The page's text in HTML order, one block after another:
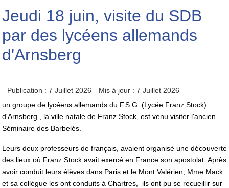
Jeudi 18 juin, visite du SDB
par des lycéens allemands
d'Arnsberg
Publication : 7 Juillet 2026
Mis à jour : 7 Juillet 2026
un groupe de lycéens allemands du F.S.G. (Lycée Franz Stock)
d'Arnsberg , la ville natale de Franz Stock, est venu visiter l'ancien
Séminaire des Barbelés.
Leurs deux professeurs de français, avaient organisé une découverte
des lieux où Franz Stock avait exercé en France son apostolat. Après
avoir conduit leurs élèves dans Paris et le Mont Valérien, Mme Mack
et sa collègue les ont conduits à Chartres, ils ont pu se recueillir sur